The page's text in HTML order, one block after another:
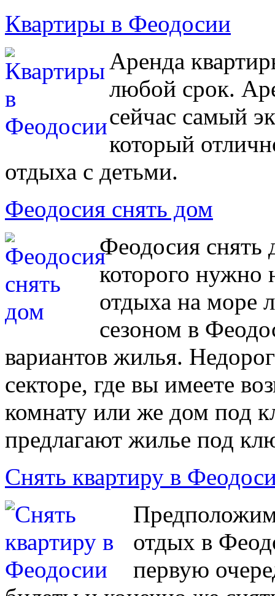
Квартиры в Феодосии
Аренда
любой срок.
сейчас самый
который
отдыха с детьми.
Феодосия снять дом
Феодосия снять
которого нужно
отдыха на море
сезоном в
вариантов жилья.
секторе, где вы имеете
комнату или же дом под
предлагают жилье под
Снять квартиру в
отдых в
первую